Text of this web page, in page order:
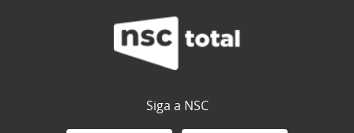
Siga a NSC